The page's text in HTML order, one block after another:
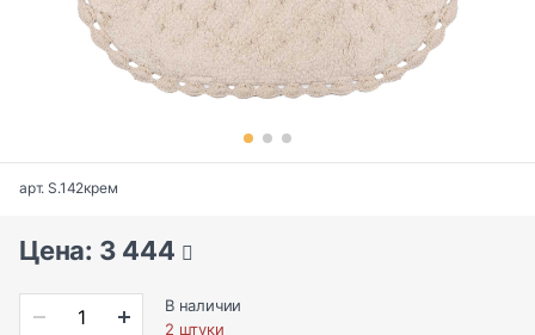
арт. S.142крем
Цена: 3 444
В наличии
2 штуки